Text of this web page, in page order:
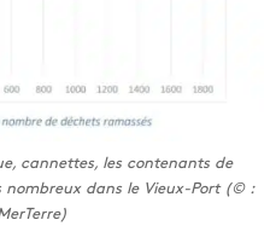
cannettes, les contenants de
nombreux dans le Vieux-Port (© :